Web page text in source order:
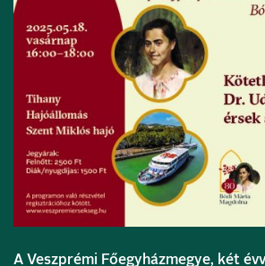
A Veszprémi Főegyházmegye, két